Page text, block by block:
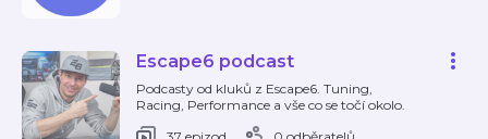
Escape6 podcast
Podcasty od kluků z Escape6. Tuning,
Racing, Performance a vše co se točí okolo.
37 epizod
0 odběratelů